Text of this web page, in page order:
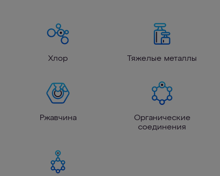
Хлор Тяжелые металлы
Ржавчина
Органические
соединения